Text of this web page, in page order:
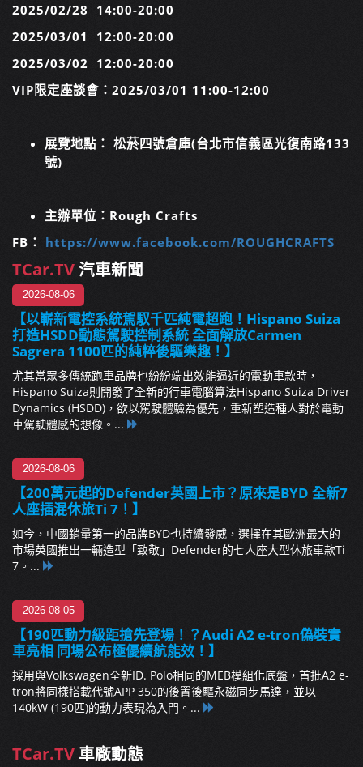
2025/02/28
14:00-20:00
2025/03/01
12:00-20:00
2025/03/02 12:00-20:00
VIP限定座談會： 2025/03/01 11:00-12:00
展覽地點： 松菸四號倉庫(台北市信義區光復南路133
號)
主辦單位： Rough Crafts
FB ： https://www.facebook.com/ROUGHCRAFTS
TCar.TV汽車新聞
2026-08-06
【以嶄新電控系統駕馭千匹純電超跑！Hispano Suiza
打造HSDD動態駕駛控制系統 全面解放Carmen
Sagrera 1100匹的純粹後驅樂趣！】
尤其當眾多傳統跑車品牌也紛紛端出效能逼近的電動車款時，
Hispano Suiza則開發了全新的行車電腦算法Hispano Suiza Driver
Dynamics (HSDD)，欲以駕駛體驗為優先，重新塑造種人對於電動
車駕駛體感的想像。...
2026-08-06
【200萬元起的Defender英國上市？原來是BYD 全新7
人座插混休旅Ti 7！】
如今，中國銷量第一的品牌BYD也持續發威，選擇在其歐洲最大的
市場英國推出一輛造型「致敬」Defender的七人座大型休旅車款Ti
7。...
2026-08-05
【190匹動力級距搶先登場！？Audi A2 e-tron偽裝實
車亮相 同場公布極優續航能效！】
採用與Volkswagen全新ID. Polo相同的MEB模組化底盤，首批A2 e-
tron將同樣搭載代號APP 350的後置後驅永磁同步馬達，並以
140kW (190匹)的動力表現為入門。...
TCar.TV 車廠動態